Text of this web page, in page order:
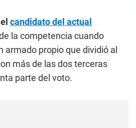
candidato del actual
la competencia cuando
propio que dividió al
más de las dos terceras
parte del voto.